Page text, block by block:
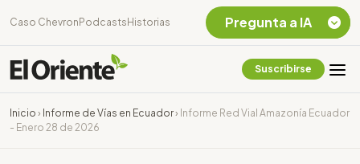
Caso Chevron Podcasts Historias
Suscribirse
Inicio › Informe de Vías en Ecuador› Informe Red Vial Amazonía Ecuador
- Enero 28 de 2026
Pregunta a IA
Chevron Ecuador